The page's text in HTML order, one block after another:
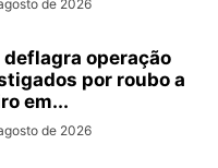
de 2026
operação
por roubo a
em...
de 2026